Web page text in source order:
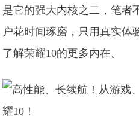
是它的强大内核之二，笔者
户花时间琢磨，只用真实体
了解荣耀10的更多内在。